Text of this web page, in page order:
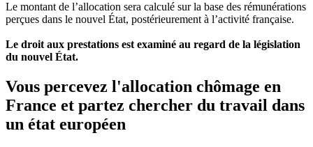
Le montant de l’allocation sera calculé sur la base des rémunérations
perçues dans le nouvel État, postérieurement à l’activité française.
Le droit aux prestations est examiné au regard de la législation
du nouvel État.
Vous percevez l'allocation chômage en
France et partez chercher du travail dans
un état européen